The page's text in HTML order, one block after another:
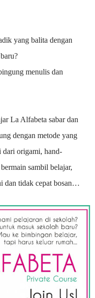
yang balita dengan
menulis dan
La Alfabeta sabar dan
dengan metode yang
origami, hand-
sambil belajar,
dan tidak cepat bosan…